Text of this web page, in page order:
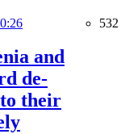
532
and
de-
their